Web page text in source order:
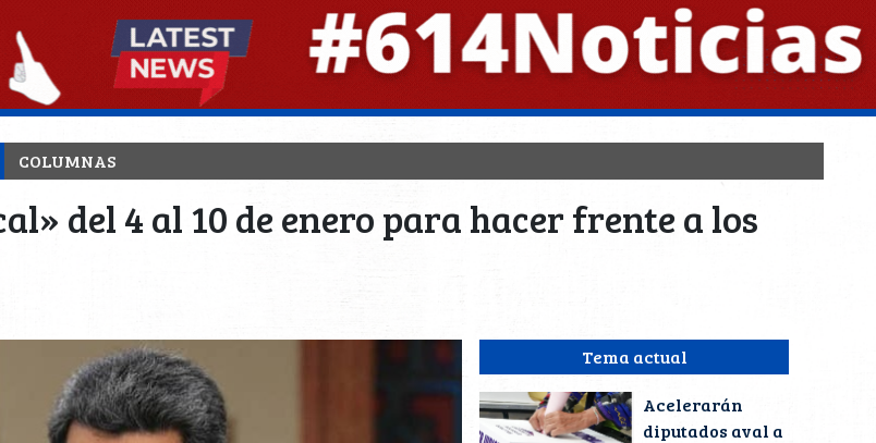
COLUMNAS
del 4 al 10 de enero para hacer frente a los
Tema actual
Acelerarán
diputados aval a